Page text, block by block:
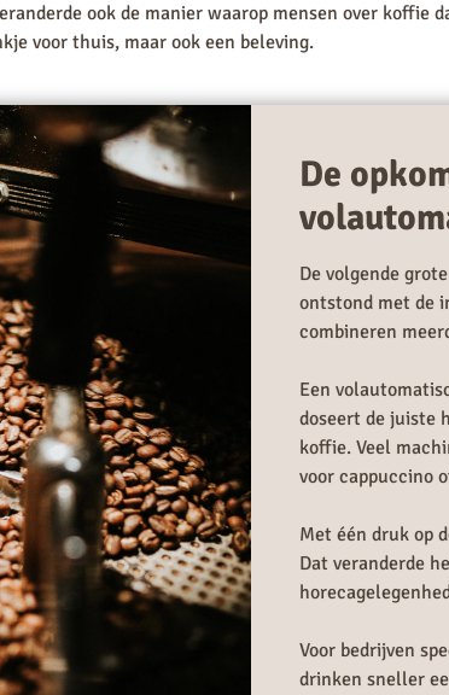
ook de manier waarop mensen over koffie
voor thuis, maar ook een beleving.
De
De volgende
ontstond met de
combineren
Een
doseert de juiste
koffie. Veel
voor cappuccino
Met één druk op
Dat veranderde
Voor bedrijven
drinken sneller